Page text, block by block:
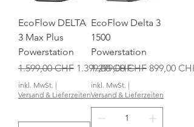
EcoFlow DELTA
3 Max Plus
Powerstation
Standardpreis
1.599,00 CHF Sale-Preis
1.399,00 CHF
inkl. MwSt. |
Versand & Lieferzeiten
EcoFlow Delta 3
1500
Powerstation
Standardpreis
1.299,00 CHF Sale-Preis
899,00 CHF
inkl. MwSt. |
Versand & Lieferzeiten